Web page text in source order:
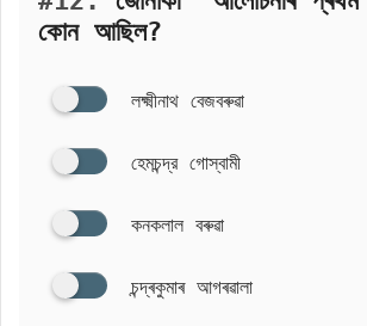
কোন আছিল?
লক্ষ্মীনাথ বেজবৰুৱা
হেমচন্দ্র গোস্বামী
কনকলাল বৰুৱা
চন্দ্ৰকুমাৰ আগৰৱালা